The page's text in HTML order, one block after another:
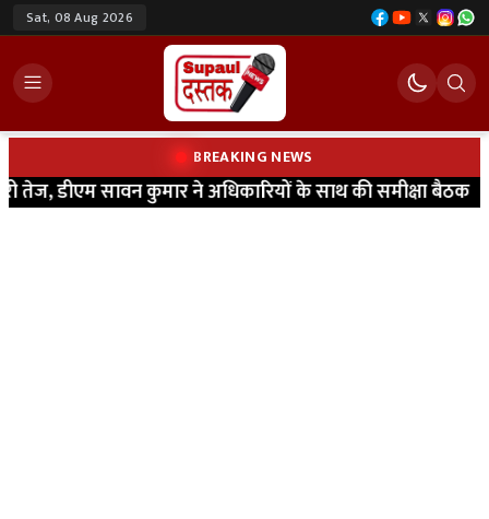
Sat, 08 Aug 2026
BREAKING NEWS
डीएम सावन कुमार ने अधिकारियों के साथ की समीक्षा बैठक |